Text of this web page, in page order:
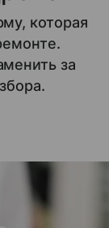
которая
за